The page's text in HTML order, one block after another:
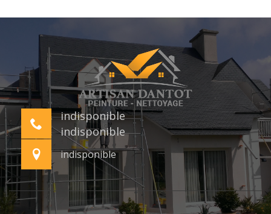
indisponible
indisponible
indisponible